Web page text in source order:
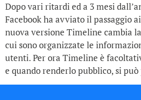
Dopo vari ritardi ed a 3 mesi
Facebook ha avviato il passaggio
nuova versione Timeline cambia
cui sono organizzate le
utenti. Per ora Timeline è
e quando renderlo pubblico, si